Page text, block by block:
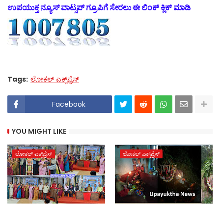
ಉಪಯುಕ್ತ ನ್ಯೂಸ್‌ ವಾಟ್ಸಪ್‌ ಗ್ರೂಪಿಗೆ ಸೇರಲು ಈ ಲಿಂಕ್ ಕ್ಲಿಕ್ ಮಾಡಿ
Tags: ಲೋಕಲ್ ಎಕ್ಸ್‌ಪ್ರೆಸ್
Facebook
YOU MIGHT LIKE
ಲೋಕಲ್ ಎಕ್ಸ್‌ಪ್ರೆಸ್ ಲೋಕಲ್ ಎಕ್ಸ್‌ಪ್ರೆಸ್